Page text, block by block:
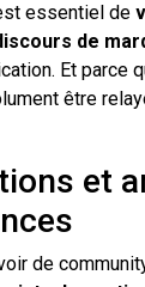
essentiel de
de
Et parce
être
et
de